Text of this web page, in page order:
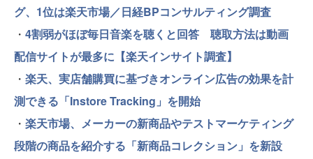
グ、1位は楽天市場／日経BPコンサルティング調査
・ 4割弱がほぼ毎日音楽を聴くと回答 聴取方法は動画
配信サイトが最多に【楽天インサイト調査】
・ 楽天、実店舗購買に基づきオンライン広告の効果を計
測できる「Instore Tracking」を開始
・ 楽天市場、メーカーの新商品やテストマーケティング
段階の商品を紹介する「新商品コレクション」を新設